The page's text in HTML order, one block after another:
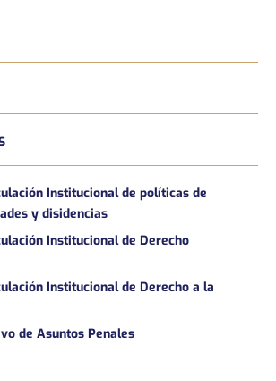
Institucional de políticas de
y disidencias
Institucional de Derecho
Institucional de Derecho a la
de Asuntos Penales